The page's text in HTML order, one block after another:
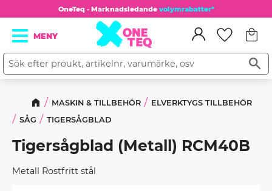
Meny
OneTeq - Marknadsledande volymrabatter*
MASKIN & TILLBEHÖR
ELVERKTYGS TILLBEHÖR
SÅG
TIGERSÅGBLAD
Tigersågblad (Metall) RCM40B
Metall Rostfritt stål